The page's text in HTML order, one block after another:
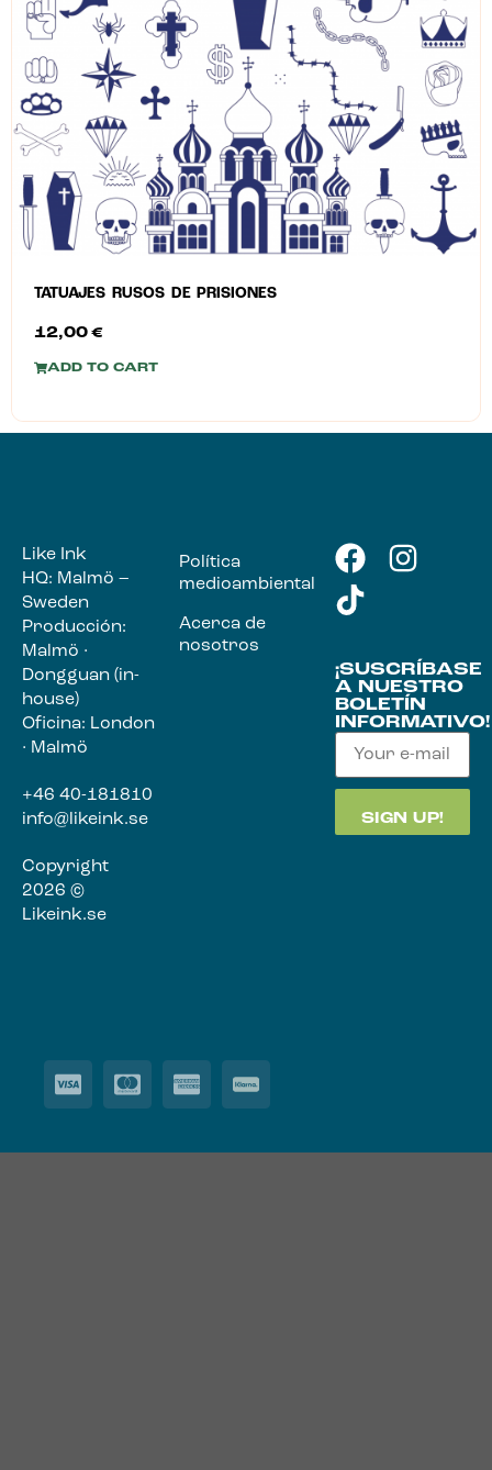
TATUAJES RUSOS DE PRISIONES
12,00 €
ADD TO CART
Like Ink
HQ: Malmö –
Sweden
Producción:
Malmö ·
Dongguan (in-
house)
Oficina: London
· Malmö
+46 40-181810
info@likeink.se
Copyright
2026 ©
Likeink.se
Política
medioambiental
Acerca de
nosotros
¡SUSCRÍBASE
A NUESTRO
BOLETÍN
INFORMATIVO!